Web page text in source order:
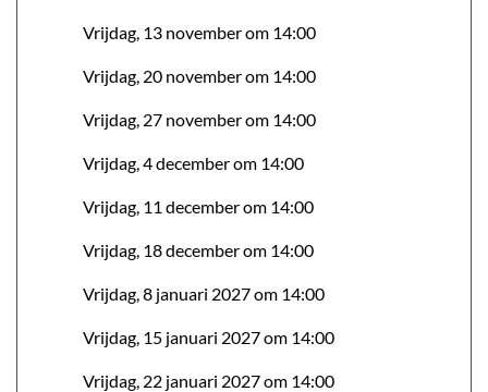
Vrijdag, 13 november om 14:00
Vrijdag, 20 november om 14:00
Vrijdag, 27 november om 14:00
Vrijdag, 4 december om 14:00
Vrijdag, 11 december om 14:00
Vrijdag, 18 december om 14:00
Vrijdag, 8 januari 2027 om 14:00
Vrijdag, 15 januari 2027 om 14:00
Vrijdag, 22 januari 2027 om 14:00